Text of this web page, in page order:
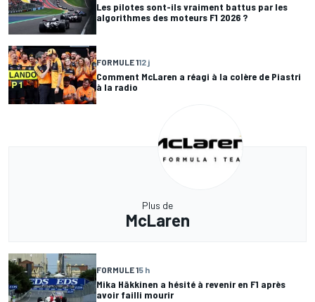
Les pilotes sont-ils vraiment battus par les
algorithmes des moteurs F1 2026 ?
FORMULE 112 j
Comment McLaren a réagi à la colère de Piastri
à la radio
Plus de
McLaren
FORMULE 15 h
Mika Häkkinen a hésité à revenir en F1 après
avoir failli mourir